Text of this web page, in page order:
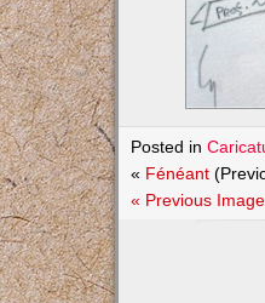
Posted in
« Fénéant
« Previous Image